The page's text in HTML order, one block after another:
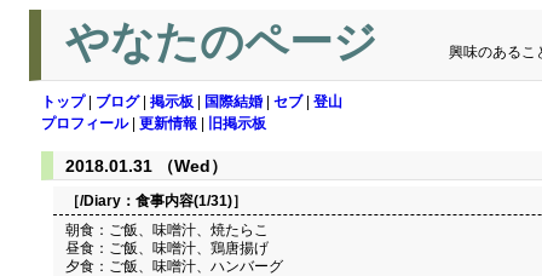
やなたのページ 興味のあるこ
トップ| ブログ| 掲示板 国際結婚 セブ| 登山
プロフィール| 更新情報 旧掲示板
2018.01.31 （Wed）
［/Diary： 食事内容(1/31)］
朝食：ご飯、味噌汁、焼たらこ
昼食：ご飯、味噌汁、鶏唐揚げ
夕食：ご飯、味噌汁、ハンバーグ